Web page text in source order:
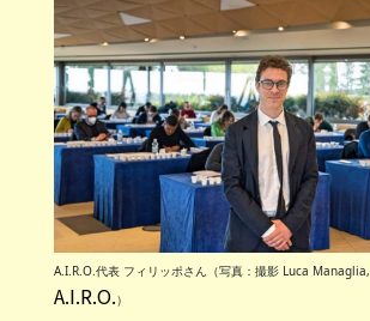
A.I.R.O.代表 フィリッポさん（写真：撮影 Luca Managlia,
A.I.R.O.）